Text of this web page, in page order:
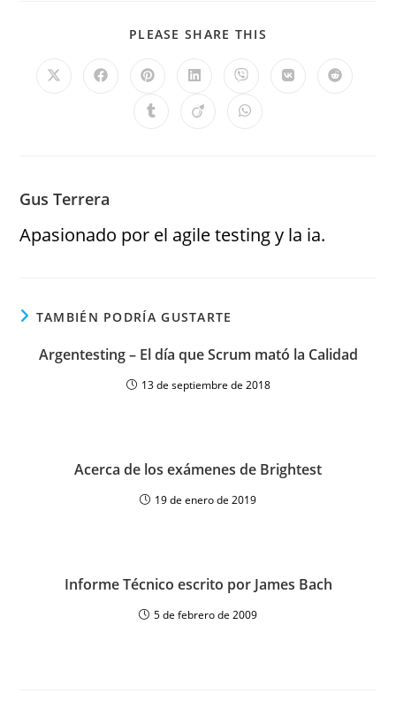
PLEASE SHARE THIS
Gus Terrera
Apasionado por el agile testing y la ia.
TAMBIÉN PODRÍA GUSTARTE
Argentesting – El día que Scrum mató la Calidad
13 de septiembre de 2018
Acerca de los exámenes de Brightest
19 de enero de 2019
Informe Técnico escrito por James Bach
5 de febrero de 2009